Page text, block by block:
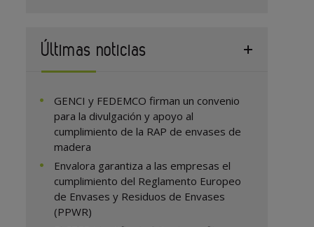
Últimas noticias
GENCI y FEDEMCO firman un convenio
para la divulgación y apoyo al
cumplimiento de la RAP de envases de
madera
Envalora garantiza a las empresas el
cumplimiento del Reglamento Europeo
de Envases y Residuos de Envases
(PPWR)